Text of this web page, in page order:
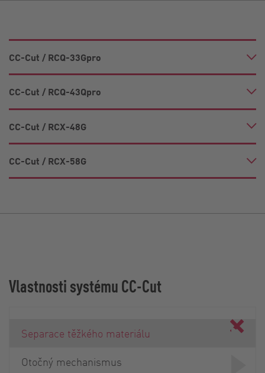
CC-Cut / RCQ-33Gpro
CC-Cut / RCQ-43Qpro
CC-Cut / RCX-48G
CC-Cut / RCX-58G
Vlastnosti systému CC-Cut
Separace těžkého materiálu
Otočný mechanismus